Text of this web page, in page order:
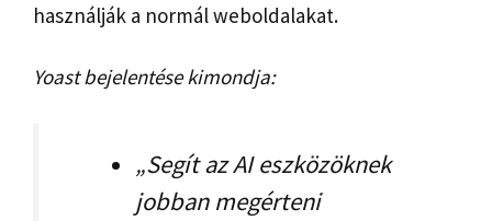
használják a normál weboldalakat.
Yoast bejelentése kimondja:
„Segít az AI eszközöknek
jobban megérteni